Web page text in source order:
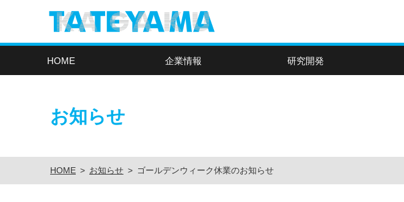
HOME 企業情報 研究開発
お知らせ
HOME > お知らせ > ゴールデンウィーク休業のお知らせ